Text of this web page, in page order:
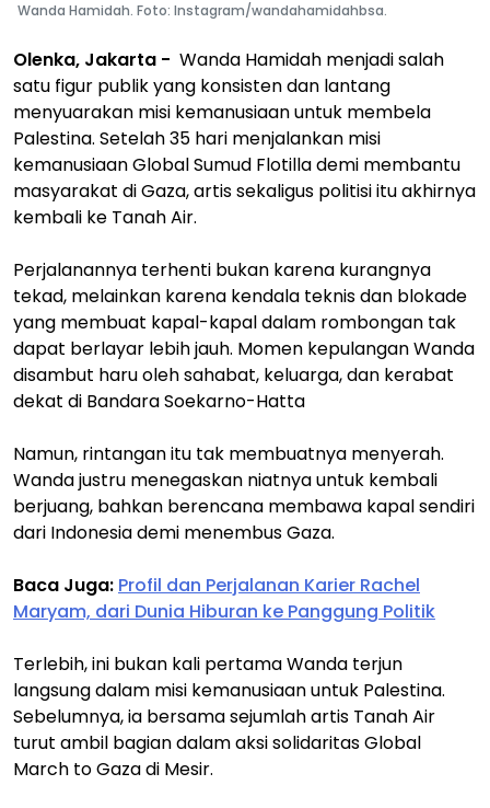
Wanda Hamidah. Foto: Instagram/wandahamidahbsa.
Olenka, Jakarta - Wanda Hamidah menjadi salah
satu figur publik yang konsisten dan lantang
menyuarakan misi kemanusiaan untuk membela
Palestina. Setelah 35 hari menjalankan misi
kemanusiaan Global Sumud Flotilla demi membantu
masyarakat di Gaza, artis sekaligus politisi itu akhirnya
kembali ke Tanah Air.
Perjalanannya terhenti bukan karena kurangnya
tekad, melainkan karena kendala teknis dan blokade
yang membuat kapal-kapal dalam rombongan tak
dapat berlayar lebih jauh. Momen kepulangan Wanda
disambut haru oleh sahabat, keluarga, dan kerabat
dekat di Bandara Soekarno-Hatta
Namun, rintangan itu tak membuatnya menyerah.
Wanda justru menegaskan niatnya untuk kembali
berjuang, bahkan berencana membawa kapal sendiri
dari Indonesia demi menembus Gaza.
Baca Juga: Profil dan Perjalanan Karier Rachel
Maryam, dari Dunia Hiburan ke Panggung Politik
Terlebih, ini bukan kali pertama Wanda terjun
langsung dalam misi kemanusiaan untuk Palestina.
Sebelumnya, ia bersama sejumlah artis Tanah Air
turut ambil bagian dalam aksi solidaritas Global
March to Gaza di Mesir.